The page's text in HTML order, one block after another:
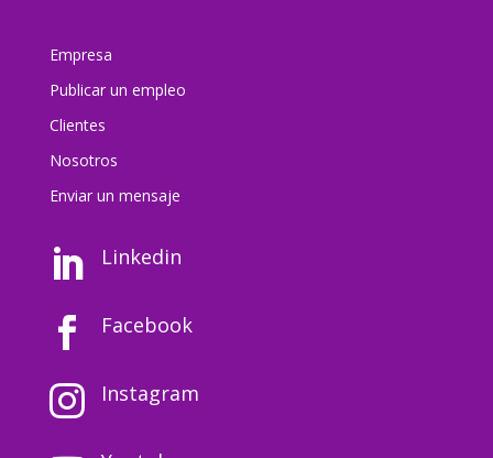
Empresa
Publicar un empleo
Clientes
Nosotros
Enviar un mensaje
 Linkedin
 Facebook
 Instagram